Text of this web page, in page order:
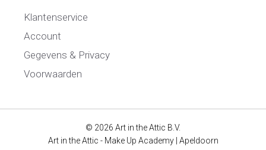
Klantenservice
Account
Gegevens & Privacy
Voorwaarden
© 2026 Art in the Attic B.V.
Art in the Attic - Make Up Academy | Apeldoorn